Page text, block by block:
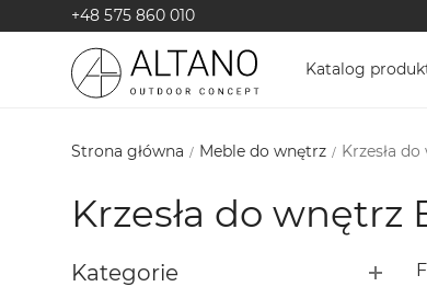
+48 575 860 010
Katalog
Strona główna Meble do wnętrz Krzesła
Krzesła do wnętrz
Kategorie